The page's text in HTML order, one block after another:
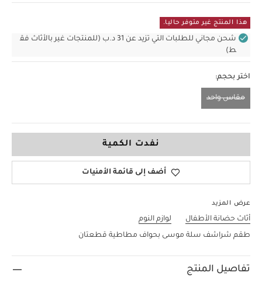
هذا المنتج غير متوفر حاليا.
شحن مجاني للطلبات التي تزيد عن 31 د.ب (للمنتجات غير بالأثاث فق
ط)
اختر بحجم:
مقاس واحد
نفدت الكمية
أضف إلى قائمة الأمنيات
عرض المزيد
أثاث حضانة الأطفال
لوازم النوم
طقم شراشف سلة موسى بحواف مطاطية قطعتان
تفاصيل المنتج